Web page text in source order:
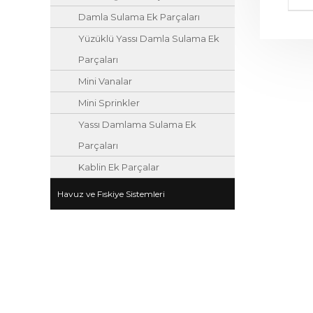
Damla Sulama Ek Parçaları
Yüzüklü Yassı Damla Sulama Ek
Parçaları
Mini Vanalar
Mini Sprinkler
Yassı Damlama Sulama Ek
Parçaları
Kablin Ek Parçalar
Havuz ve Fıskiye Sistemleri